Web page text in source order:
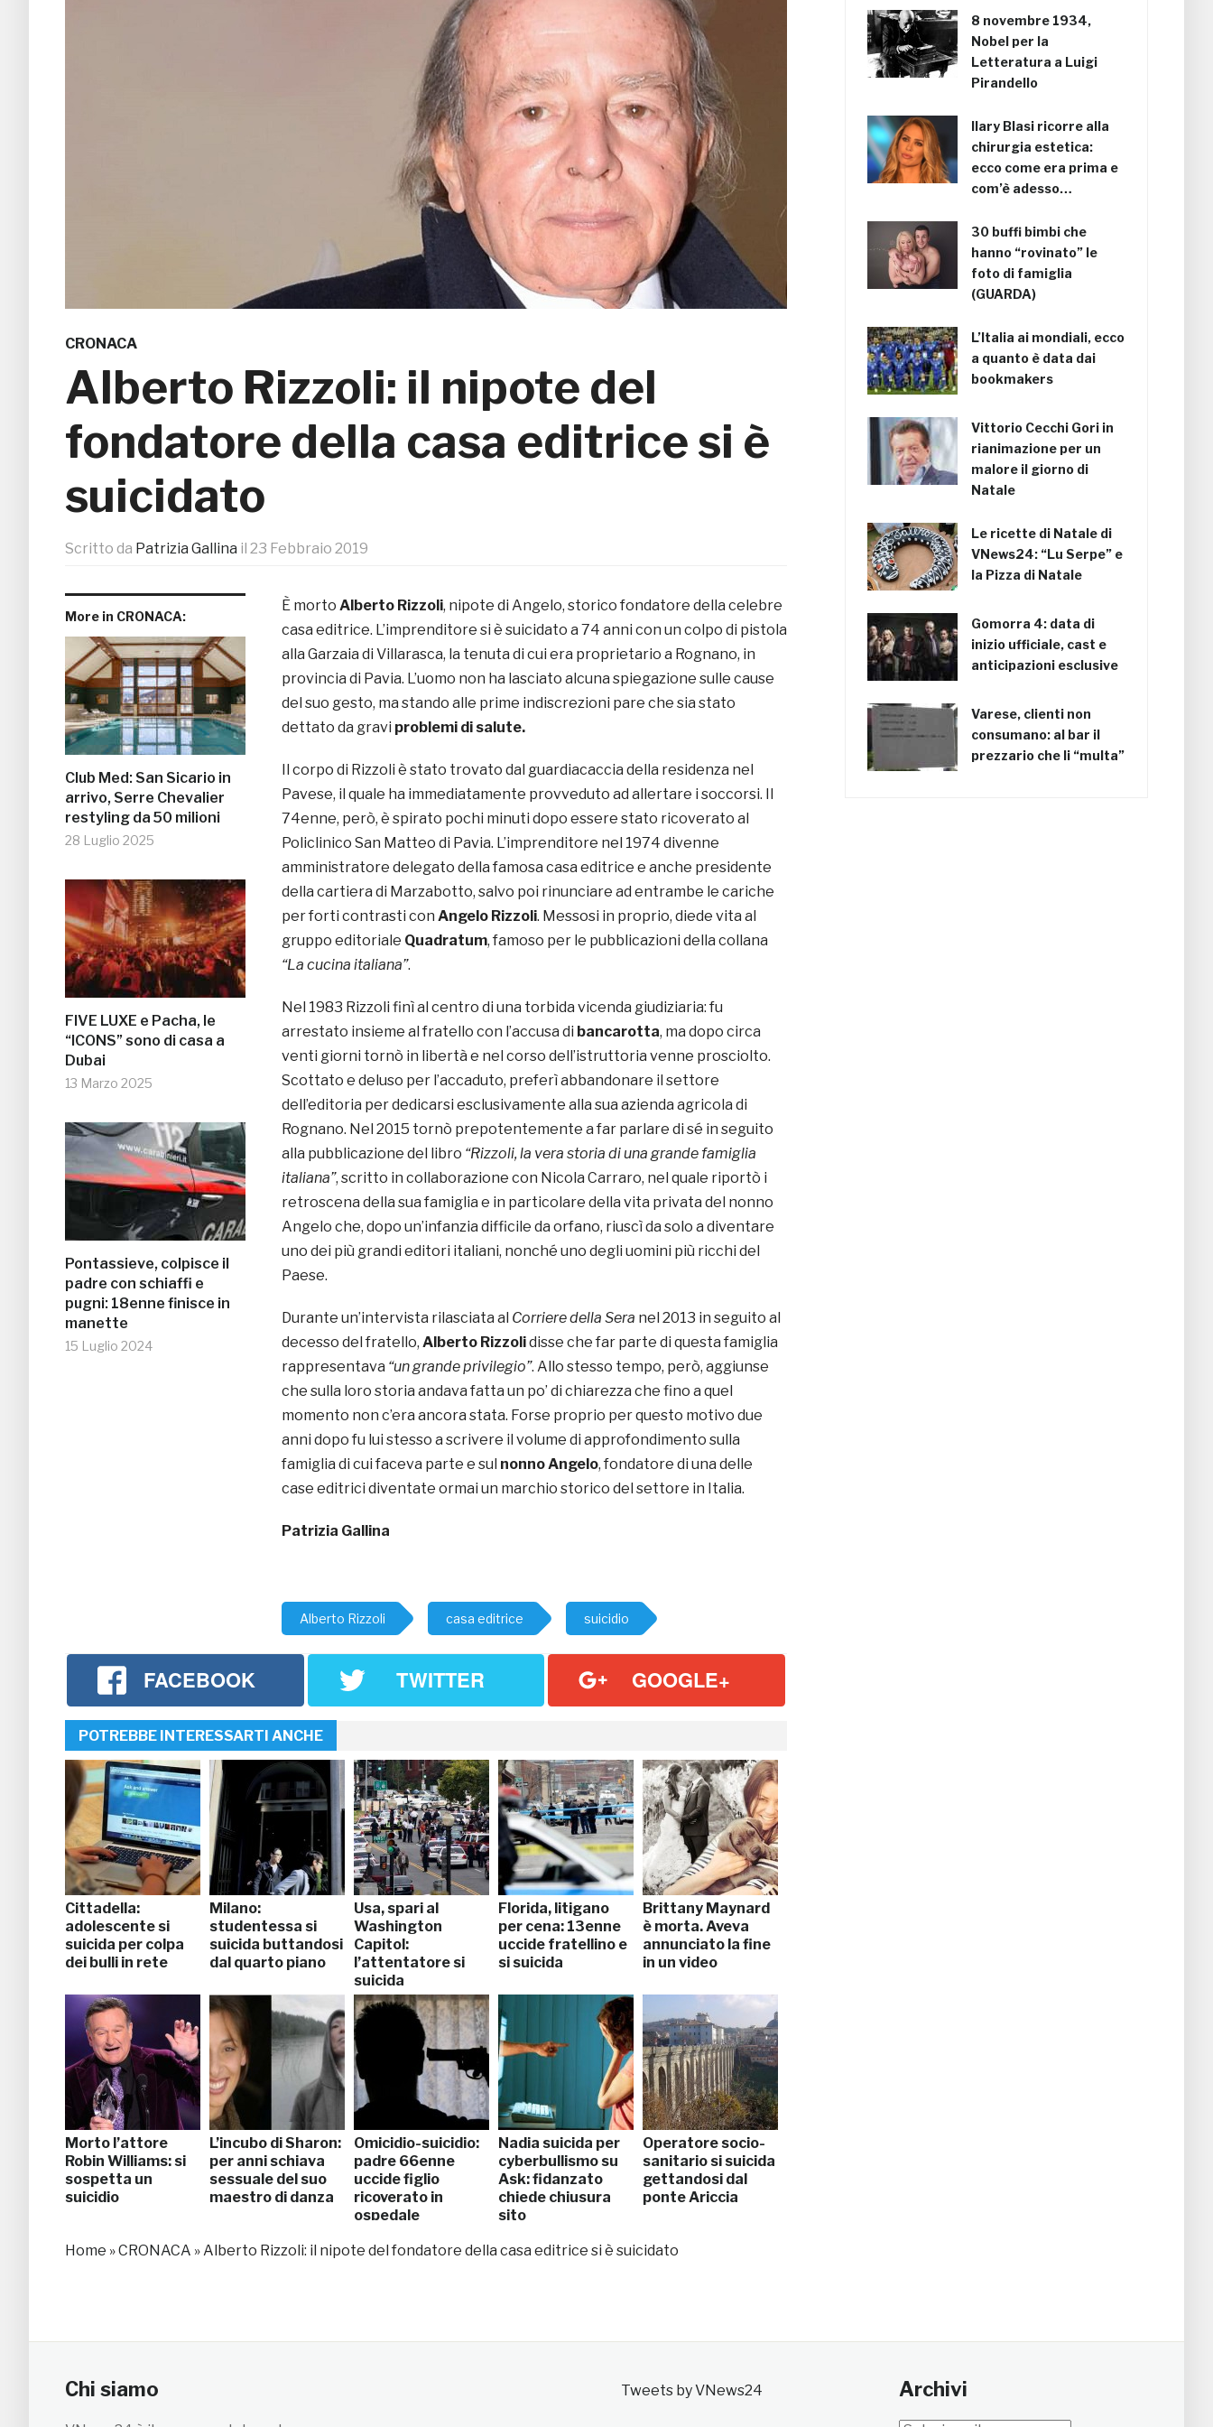
CRONACA
Alberto Rizzoli: il nipote del
fondatore della casa editrice si è
suicidato
Scritto da Patrizia Gallina il 23 Febbraio 2019
More in CRONACA:
Club Med: San Sicario in
arrivo, Serre Chevalier
restyling da 50 milioni
28 Luglio 2025
FIVE LUXE e Pacha, le
“ICONS” sono di casa a
Dubai
13 Marzo 2025
Pontassieve, colpisce il
padre con schiaffi e
pugni: 18enne finisce in
manette
15 Luglio 2024
È morto Alberto Rizzoli, nipote di Angelo, storico fondatore della celebre
casa editrice. L’imprenditore si è suicidato a 74 anni con un colpo di pistola
alla Garzaia di Villarasca, la tenuta di cui era proprietario a Rognano, in
provincia di Pavia. L’uomo non ha lasciato alcuna spiegazione sulle cause
del suo gesto, ma stando alle prime indiscrezioni pare che sia stato
dettato da gravi problemi di salute.
Il corpo di Rizzoli è stato trovato dal guardiacaccia della residenza nel
Pavese, il quale ha immediatamente provveduto ad allertare i soccorsi. Il
74enne, però, è spirato pochi minuti dopo essere stato ricoverato al
Policlinico San Matteo di Pavia. L’imprenditore nel 1974 divenne
amministratore delegato della famosa casa editrice e anche presidente
della cartiera di Marzabotto, salvo poi rinunciare ad entrambe le cariche
per forti contrasti con Angelo Rizzoli. Messosi in proprio, diede vita al
gruppo editoriale Quadratum, famoso per le pubblicazioni della collana
“La cucina italiana”.
Nel 1983 Rizzoli finì al centro di una torbida vicenda giudiziaria: fu
arrestato insieme al fratello con l’accusa di bancarotta, ma dopo circa
venti giorni tornò in libertà e nel corso dell’istruttoria venne prosciolto.
Scottato e deluso per l’accaduto, preferì abbandonare il settore
dell’editoria per dedicarsi esclusivamente alla sua azienda agricola di
Rognano. Nel 2015 tornò prepotentemente a far parlare di sé in seguito
alla pubblicazione del libro “Rizzoli, la vera storia di una grande famiglia
italiana”, scritto in collaborazione con Nicola Carraro, nel quale riportò i
retroscena della sua famiglia e in particolare della vita privata del nonno
Angelo che, dopo un’infanzia difficile da orfano, riuscì da solo a diventare
uno dei più grandi editori italiani, nonché uno degli uomini più ricchi del
Paese.
Durante un’intervista rilasciata al Corriere della Sera nel 2013 in seguito al
decesso del fratello, Alberto Rizzolidisse che far parte di questa famiglia
rappresentava “un grande privilegio”. Allo stesso tempo, però, aggiunse
che sulla loro storia andava fatta un po’ di chiarezza che fino a quel
momento non c’era ancora stata. Forse proprio per questo motivo due
anni dopo fu lui stesso a scrivere il volume di approfondimento sulla
famiglia di cui faceva parte e sul nonno Angelo, fondatore di una delle
case editrici diventate ormai un marchio storico del settore in Italia.
Patrizia Gallina
Alberto Rizzoli casa editrice suicidio
FACEBOOK TWITTER GOOGLE+
POTREBBE INTERESSARTI ANCHE
Cittadella:
adolescente si
suicida per colpa
dei bulli in rete
Milano:
studentessa si
suicida buttandosi
dal quarto piano
Usa, spari al
Washington
Capitol:
l’attentatore si
suicida
Florida, litigano
per cena: 13enne
uccide fratellino e
si suicida
Brittany Maynard
è morta. Aveva
annunciato la fine
in un video
Morto l’attore
Robin Williams: si
sospetta un
suicidio
L’incubo di Sharon:
per anni schiava
sessuale del suo
maestro di danza
Omicidio-suicidio:
padre 66enne
uccide figlio
ricoverato in
ospedale
Nadia suicida per
cyberbullismo su
Ask: fidanzato
chiede chiusura
sito
Operatore socio-
sanitario si suicida
gettandosi dal
ponte Ariccia
Home »CRONACA » Alberto Rizzoli: il nipote del fondatore della casa editrice si è suicidato
8 novembre 1934,
Nobel per la
Letteratura a Luigi
Pirandello
Ilary Blasi ricorre alla
chirurgia estetica:
ecco come era prima e
com’è adesso…
30 buffi bimbi che
hanno “rovinato” le
foto di famiglia
(GUARDA)
L’Italia ai mondiali, ecco
a quanto è data dai
bookmakers
Vittorio Cecchi Gori in
rianimazione per un
malore il giorno di
Natale
Le ricette di Natale di
VNews24: “Lu Serpe” e
la Pizza di Natale
Gomorra 4: data di
inizio ufficiale, cast e
anticipazioni esclusive
Varese, clienti non
consumano: al bar il
prezzario che li “multa”
Chi siamo Tweets by VNews24 Archivi